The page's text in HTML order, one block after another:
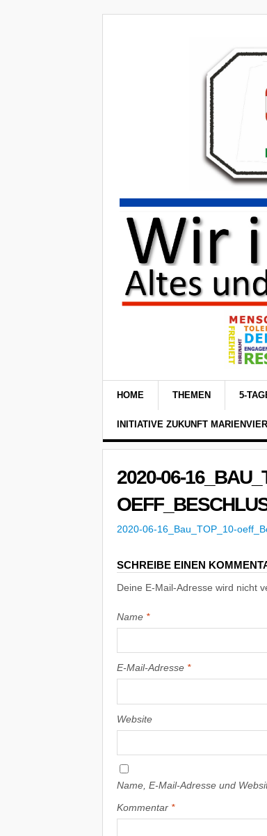
HOME THEMEN 5-
INITIATIVE ZUKUNFT
2020-06-
2020-06-16_Bau_TOP_10-
SCHREIBE EINEN
Deine E-Mail-Adresse wird nicht
Name *
E-Mail-Adresse *
Website
Name, E-Mail-Adresse und
Kommentar *